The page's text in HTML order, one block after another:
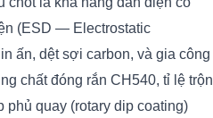
(ESD — Electrostatic
ấn, dệt sợi carbon, và gia công
chất đóng rắn CH540, tỉ lệ trộn
quay (rotary dip coating)